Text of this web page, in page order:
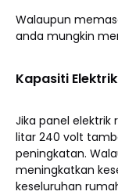
Walaupun
anda mungkin
Kapasiti
Jika panel
litar 240 volt
peningkatan.
meningkatkan
keseluruhan